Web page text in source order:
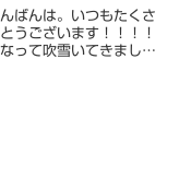
ばんは。いつもたくさ
うございます！！！！
って吹雪いてきました